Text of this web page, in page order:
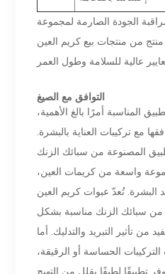
الجودة الصارمة لمجموعة
من منتجات بيع كريم العين
التوافق مع الصيغ
المناسبة أمرًا بالغ الأهمية،
مع تركيبات العناية بالبشرة.
المصنوعة من سبائك الزنك
واسعة من كريمات العين،
البشرة. تُعدّ عبوات كريم العين
من سبائك الزنك مناسبة بشكل
من تأثير التبريد والتدليك. أما
الحساسة أو الرقيقة،